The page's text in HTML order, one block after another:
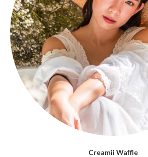
Creamii Waffle